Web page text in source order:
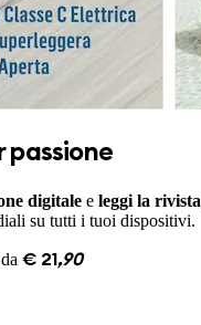
passione
digitale e leggi la rivista
su tutti i tuoi dispositivi.
€ 21 ,90